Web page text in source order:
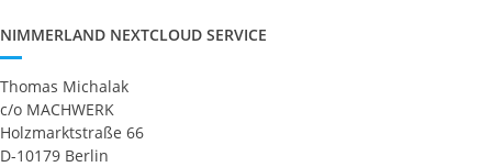
NIMMERLAND NEXTCLOUD SERVICE
Thomas Michalak
c/o MACHWERK
Holzmarktstraße 66
D-10179 Berlin